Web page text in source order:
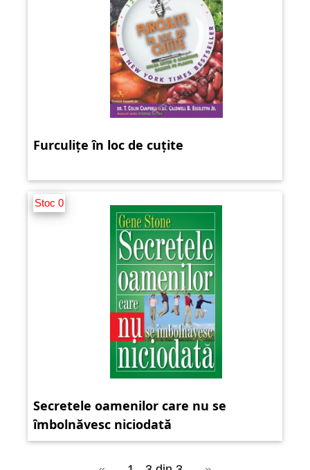
Furculițe în loc de cuțite
Stoc 0
Secretele oamenilor care nu se
îmbolnăvesc niciodată